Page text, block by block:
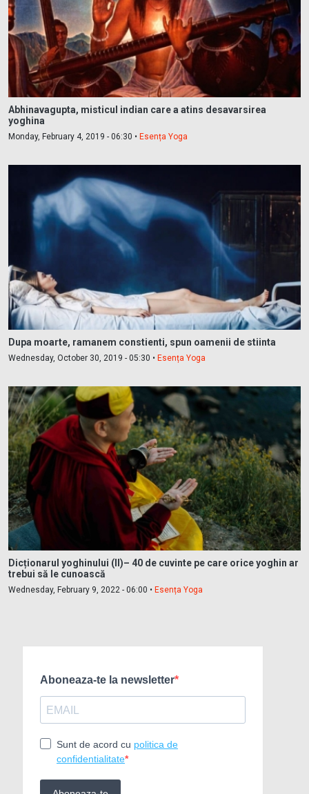
Abhinavagupta, misticul indian care a atins desavarsirea
yoghina
Monday, February 4, 2019 - 06:30 • Esența Yoga
Dupa moarte, ramanem constienti, spun oamenii de stiinta
Wednesday, October 30, 2019 - 05:30 • Esența Yoga
Dicționarul yoghinului (II)– 40 de cuvinte pe care orice yoghin ar
trebui să le cunoască
Wednesday, February 9, 2022 - 06:00 • Esența Yoga